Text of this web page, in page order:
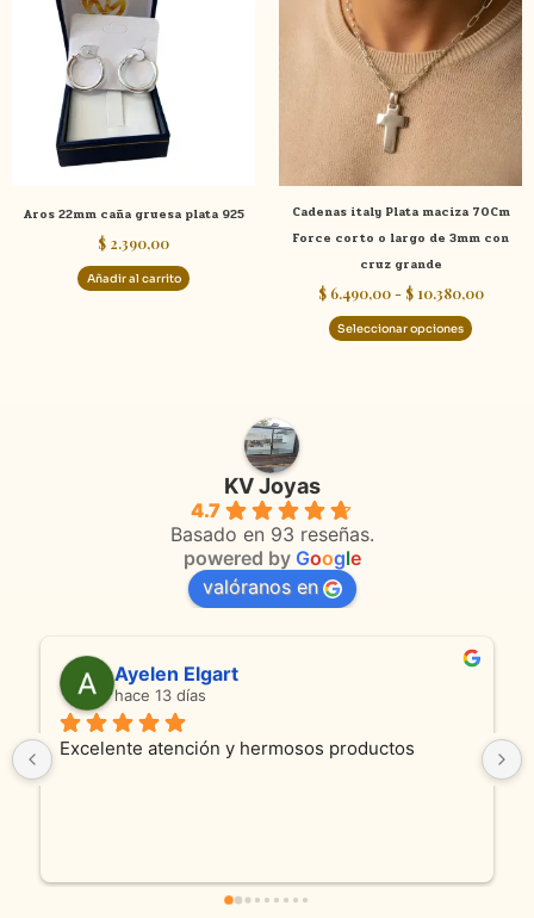
Aros 22mm caña gruesa plata 925
$ 2.390,00
Añadir al carrito
Cadenas italy Plata maciza 70Cm
Force corto o largo de 3mm con
cruz grande
$6.490,00 - $10.380,00
desde
$
hasta
$
Seleccionar opciones
tiene
Las
se
elegir
en
la
de
KV Joyas
4.7
Basado en 93 reseñas.
powered by Google
valóranos en
Elgart
y hermosos productos
Anmamaca
Son
productos como